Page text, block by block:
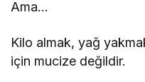
Ama…
Kilo almak, yağ
için mucize değildir.